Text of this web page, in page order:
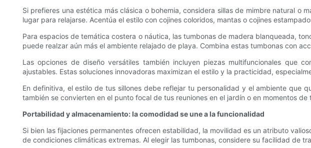
Si prefieres una estética más clásica o bohemia, considera sillas de mimbre natural
lugar para relajarse. Acentúa el estilo con cojines coloridos, mantas o cojines
Para espacios de temática costera o náutica, las tumbonas de madera blanqueada,
puede realzar aún más el ambiente relajado de playa. Combina estas tumbonas con
Las opciones de diseño versátiles también incluyen piezas multifuncionales que
ajustables. Estas soluciones innovadoras maximizan el estilo y la practicidad,
En definitiva, el estilo de tus sillones debe reflejar tu personalidad y el ambiente que
también se convierten en el punto focal de tus reuniones en el jardín o en momentos de
Portabilidad y almacenamiento: la comodidad se une a la funcionalidad
Si bien las fijaciones permanentes ofrecen estabilidad, la movilidad es un atributo
de condiciones climáticas extremas. Al elegir las tumbonas, considere su facilidad de